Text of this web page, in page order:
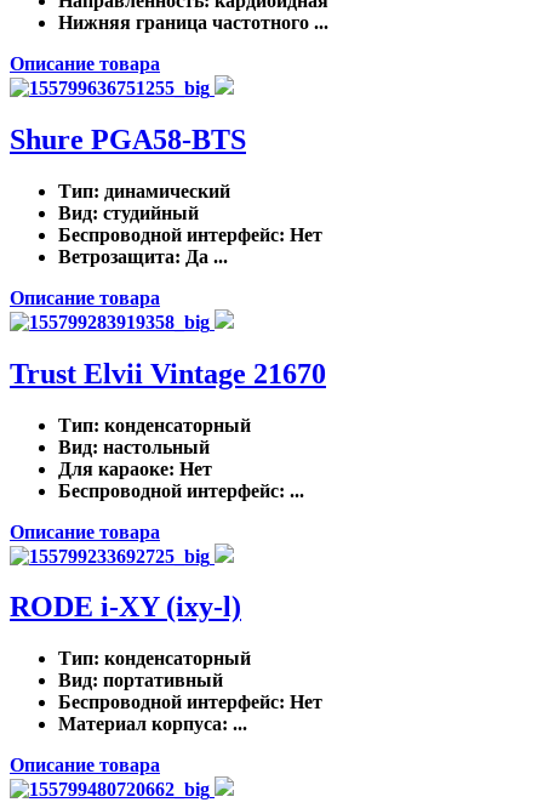
Нижняя граница частотного ...
Описание товара
Shure PGA58-BTS
Тип: динамический
Вид: студийный
Беспроводной интерфейс: Нет
Ветрозащита: Да ...
Описание товара
Trust Elvii Vintage 21670
Тип: конденсаторный
Вид: настольный
Для караоке: Нет
Беспроводной интерфейс: ...
Описание товара
RODE i-XY (ixy-l)
Тип: конденсаторный
Вид: портативный
Беспроводной интерфейс: Нет
Материал корпуса: ...
Описание товара